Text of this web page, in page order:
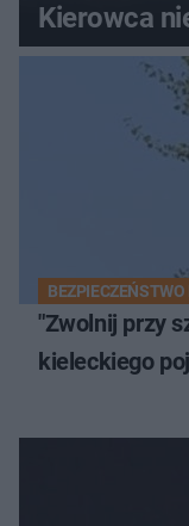
Kierowca
BEZPIECZEŃSTWO
"Zwolnij przy
kieleckiego